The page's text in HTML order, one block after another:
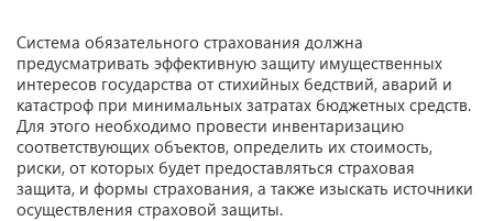
Система обязательного страхования должна
предусматривать эффективную защиту имущественных
интересов государства от стихийных бедствий, аварий и
катастроф при минимальных затратах бюджетных средств.
Для этого необходимо провести инвентаризацию
соответствующих объектов, определить их стоимость,
риски, от которых будет предоставляться страховая
защита, и формы страхования, а также изыскать источники
осуществления страховой защиты.